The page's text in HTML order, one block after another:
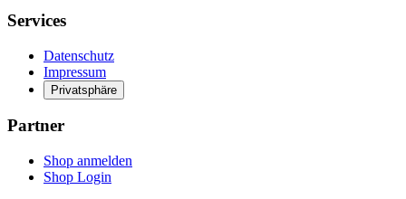
Services
Datenschutz
Impressum
Privatsphäre
Partner
Shop anmelden
Shop Login